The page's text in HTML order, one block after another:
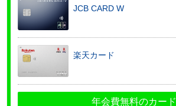
JCB CARD W
楽天カード
年会費無料のカード